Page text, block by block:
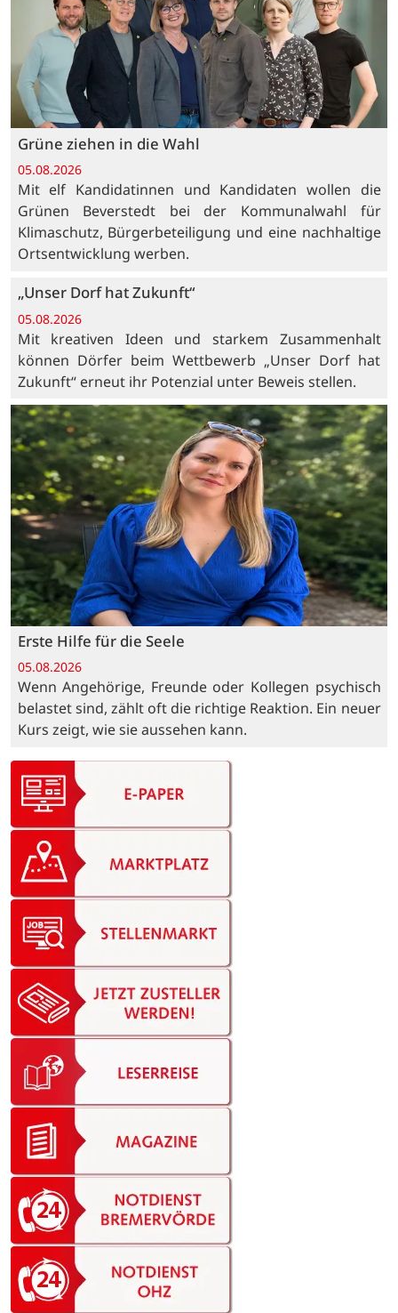
Grüne ziehen in die Wahl
05.08.2026
Mit elf Kandidatinnen und Kandidaten wollen die
Grünen Beverstedt bei der Kommunalwahl für
Klimaschutz, Bürgerbeteiligung und eine nachhaltige
Ortsentwicklung werben.
„Unser Dorf hat Zukunft“
05.08.2026
Mit kreativen Ideen und starkem Zusammenhalt
können Dörfer beim Wettbewerb „Unser Dorf hat
Zukunft“ erneut ihr Potenzial unter Beweis stellen.
Erste Hilfe für die Seele
05.08.2026
Wenn Angehörige, Freunde oder Kollegen psychisch
belastet sind, zählt oft die richtige Reaktion. Ein neuer
Kurs zeigt, wie sie aussehen kann.